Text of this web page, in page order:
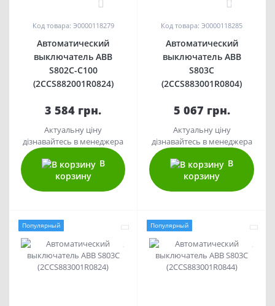
Код товара: Э0000118279
Автоматический
выключатель ABB
S802C-C100
(2CCS882001R0824)
3 584 грн.
Актуальну ціну
дізнавайтесь в менеджера
В
корзину
Код товара: Э0000118285
Автоматический
выключатель ABB
S803С
(2CCS883001R0804)
5 067 грн.
Актуальну ціну
дізнавайтесь в менеджера
В
корзину
Популярный Популярный